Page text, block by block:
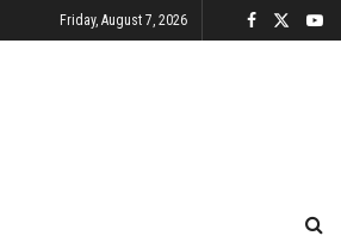
Friday, August 7, 2026